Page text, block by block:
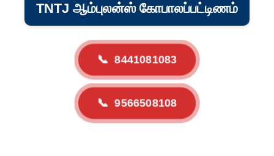
TNTJ ஆம்புலன்ஸ் கோபாலப்பட்டிணம்
📞 8441081083
📞 9566508108